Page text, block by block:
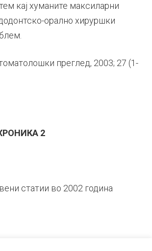
кај хуманите максиларни
орално хируршки
преглед, 2003; 27 (1-
2
статии во 2002 година